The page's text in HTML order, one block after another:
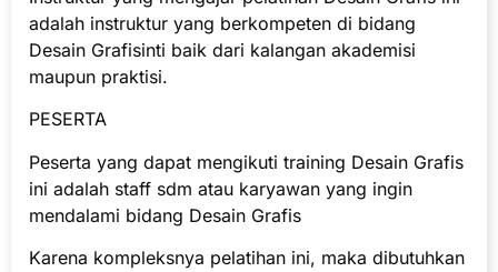
adalah instruktur yang berkompeten di bidang
Desain Grafisinti baik dari kalangan akademisi
maupun praktisi.
PESERTA
Peserta yang dapat mengikuti training Desain Grafis
ini adalah staff sdm atau karyawan yang ingin
mendalami bidang Desain Grafis
Karena kompleksnya pelatihan ini, maka dibutuhkan